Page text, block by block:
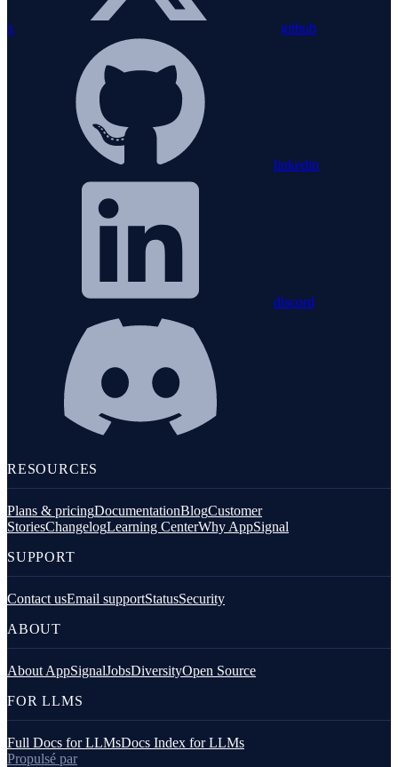
x github
linkedin
discord
RESOURCES
Plans & pricingDocumentationBlogCustomer
StoriesChangelogLearning CenterWhy AppSignal
SUPPORT
Contact usEmail supportStatusSecurity
ABOUT
About AppSignalJobsDiversityOpen Source
FOR LLMS
Full Docs for LLMsDocs Index for LLMs
Propulsé par